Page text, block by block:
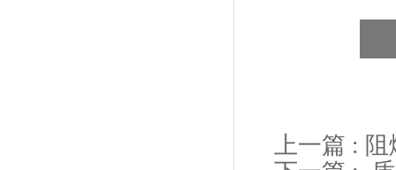
上一篇 :